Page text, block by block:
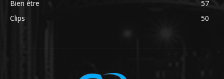
Bien être
57
Clips
50